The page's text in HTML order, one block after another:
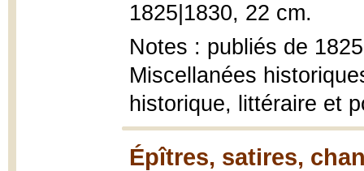
1825|1830, 22 cm.
Notes : publiés de
Miscellanées
historique, littéraire et
Épîtres, satires,